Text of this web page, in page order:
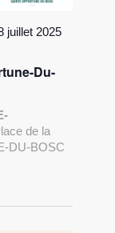
juillet 2025
Du-
de la
DU-BOSC